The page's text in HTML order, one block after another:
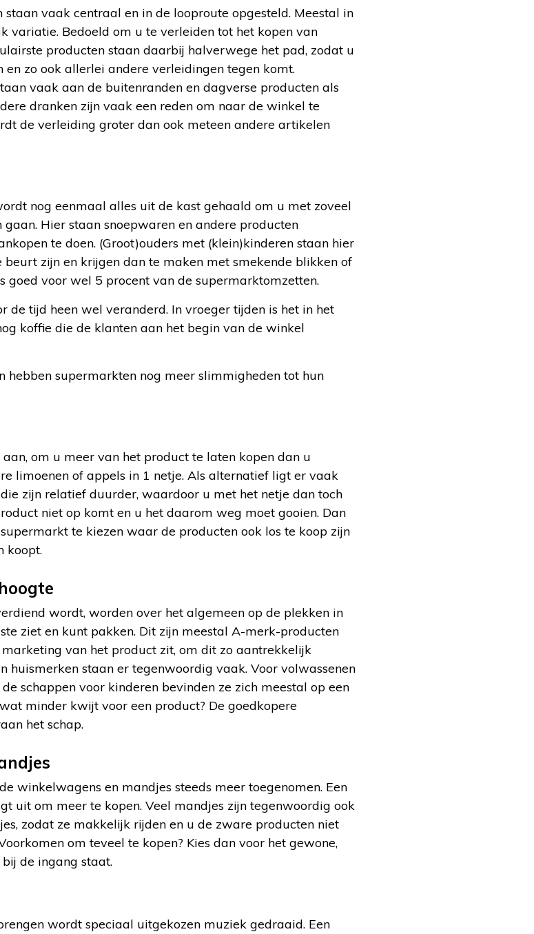
vaak centraal en in de looproute opgesteld. Meestal in
variatie. Bedoeld om u te verleiden tot het kopen van
producten staan daarbij halverwege het pad, zodat u
zo ook allerlei andere verleidingen tegen komt.
vaak aan de buitenranden en dagverse producten als
dranken zijn vaak een reden om naar de winkel te
de verleiding groter dan ook meteen andere artikelen
nog eenmaal alles uit de kast gehaald om u met zoveel
Hier staan snoepwaren en andere producten
te doen. (Groot)ouders met (klein)kinderen staan hier
zijn en krijgen dan te maken met smekende blikken of
goed voor wel 5 procent van de supermarktomzetten.
de tijd heen wel veranderd. In vroeger tijden is het in het
koffie die de klanten aan het begin van de winkel
hebben supermarkten nog meer slimmigheden tot hun
om u meer van het product te laten kopen dan u
limoenen of appels in 1 netje. Als alternatief ligt er vaak
zijn relatief duurder, waardoor u met het netje dan toch
niet op komt en u het daarom weg moet gooien. Dan
te kiezen waar de producten ook los te koop zijn
koopt.
wordt, worden over het algemeen op de plekken in
ziet en kunt pakken. Dit zijn meestal A-merk-producten
van het product zit, om dit zo aantrekkelijk
huismerken staan er tegenwoordig vaak. Voor volwassenen
schappen voor kinderen bevinden ze zich meestal op een
minder kwijt voor een product? De goedkopere
het schap.
winkelwagens en mandjes steeds meer toegenomen. Een
uit om meer te kopen. Veel mandjes zijn tegenwoordig ook
zodat ze makkelijk rijden en u de zware producten niet
om teveel te kopen? Kies dan voor het gewone,
de ingang staat.
wordt speciaal uitgekozen muziek gedraaid. Een